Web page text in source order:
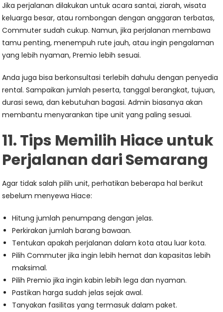
Jika perjalanan dilakukan untuk acara santai, ziarah, wisata
keluarga besar, atau rombongan dengan anggaran terbatas,
Commuter sudah cukup. Namun, jika perjalanan membawa
tamu penting, menempuh rute jauh, atau ingin pengalaman
yang lebih nyaman, Premio lebih sesuai.
Anda juga bisa berkonsultasi terlebih dahulu dengan penyedia
rental. Sampaikan jumlah peserta, tanggal berangkat, tujuan,
durasi sewa, dan kebutuhan bagasi. Admin biasanya akan
membantu menyarankan tipe unit yang paling sesuai.
11. Tips Memilih Hiace untuk
Perjalanan dari Semarang
Agar tidak salah pilih unit, perhatikan beberapa hal berikut
sebelum menyewa Hiace:
Hitung jumlah penumpang dengan jelas.
Perkirakan jumlah barang bawaan.
Tentukan apakah perjalanan dalam kota atau luar kota.
Pilih Commuter jika ingin lebih hemat dan kapasitas lebih
maksimal.
Pilih Premio jika ingin kabin lebih lega dan nyaman.
Pastikan harga sudah jelas sejak awal.
Tanyakan fasilitas yang termasuk dalam paket.